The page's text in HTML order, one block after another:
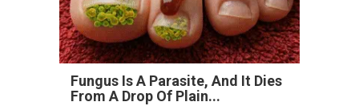
Fungus Is A Parasite, And It Dies
From A Drop Of Plain...